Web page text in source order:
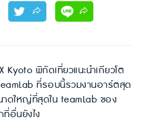
Kyoto พิกัดเที่ยวแนะนำเกียวโต
ที่รอบนี้รวมงานอาร์ตสุด
ดใหญ่ที่สุดใน teamLab ของ
อื่นยังไง